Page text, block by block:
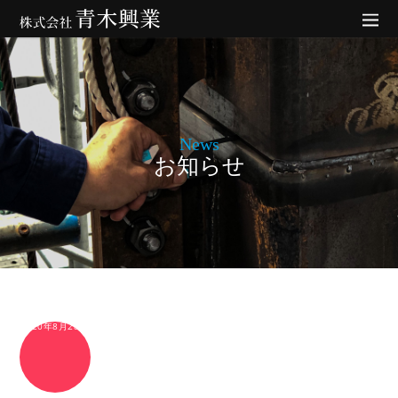
News
お知らせ
2020年8月28日